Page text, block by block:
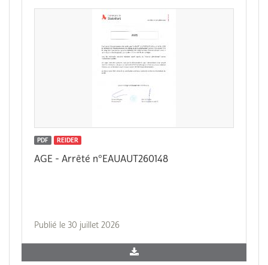
PDF REIDER
AGE - Arrêté n°EAUAUT260148
Publié le 30 juillet 2026